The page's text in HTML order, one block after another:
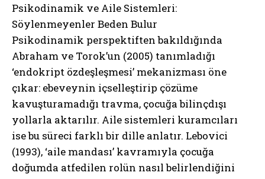
Psikodinamik ve Aile Sistemleri:
Söylenmeyenler Beden Bulur
Psikodinamik perspektiften bakıldığında
Abraham ve Torok’un (2005) tanımladığı
‘endokript özdeşleşmesi’ mekanizması öne
çıkar: ebeveynin içselleştirip çözüme
kavuşturamadığı travma, çocuğa bilinçdışı
yollarla aktarılır. Aile sistemleri kuramcıları
ise bu süreci farklı bir dille anlatır. Lebovici
(1993), ‘aile mandası’ kavramıyla çocuğa
doğumda atfedilen rolün nasıl belirlendiğini